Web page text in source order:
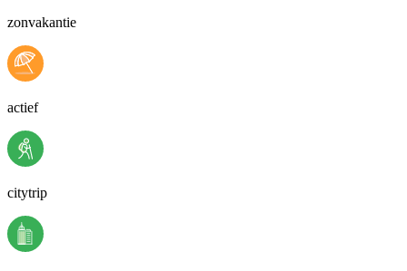
zonvakantie
actief
citytrip